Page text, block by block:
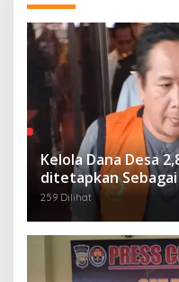
Kelola Dana Desa
ditetapkan
259 Dilihat